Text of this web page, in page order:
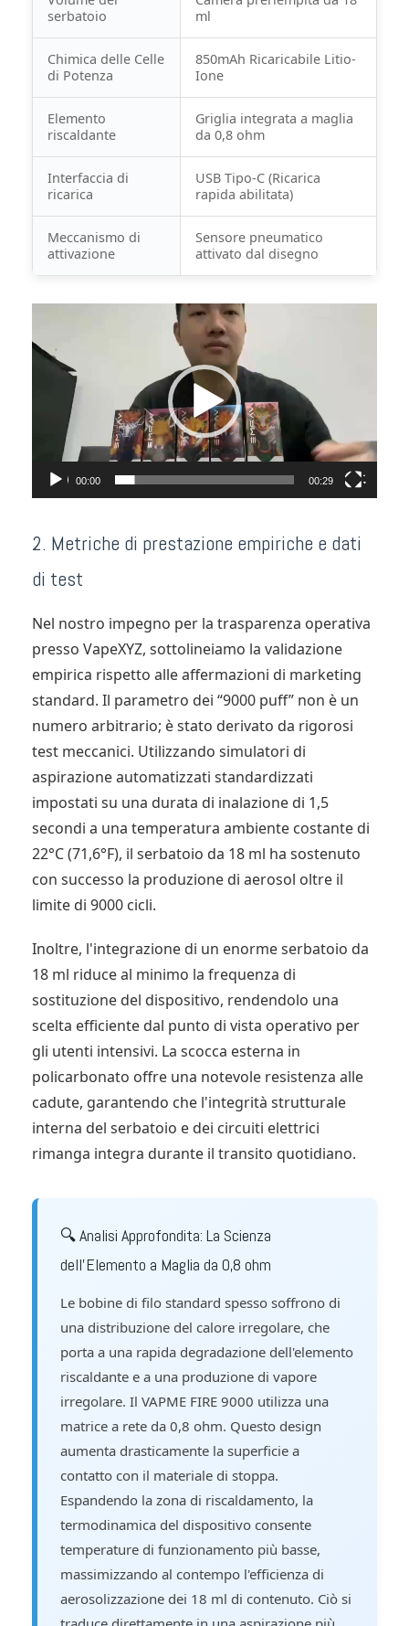
serbatoio
ml
Chimica delle Celle
di Potenza
850mAh Ricaricabile Litio-
Ione
Elemento
riscaldante
Griglia integrata a maglia
da 0,8 ohm
Interfaccia di
ricarica
USB Tipo-C (Ricarica
rapida abilitata)
Meccanismo di
attivazione
Sensore pneumatico
attivato dal disegno
Lettore
video
00:00 00:29
2. Metriche di prestazione empiriche e dati
di test
Nel nostro impegno per la trasparenza operativa
presso VapeXYZ, sottolineiamo la validazione
empirica rispetto alle affermazioni di marketing
standard. Il parametro dei “9000 puff” non è un
numero arbitrario; è stato derivato da rigorosi
test meccanici. Utilizzando simulatori di
aspirazione automatizzati standardizzati
impostati su una durata di inalazione di 1,5
secondi a una temperatura ambiente costante di
22°C (71,6°F), il serbatoio da 18 ml ha sostenuto
con successo la produzione di aerosol oltre il
limite di 9000 cicli.
Inoltre, l'integrazione di un enorme serbatoio da
18 ml riduce al minimo la frequenza di
sostituzione del dispositivo, rendendolo una
scelta efficiente dal punto di vista operativo per
gli utenti intensivi. La scocca esterna in
policarbonato offre una notevole resistenza alle
cadute, garantendo che l'integrità strutturale
interna del serbatoio e dei circuiti elettrici
rimanga integra durante il transito quotidiano.
🔍 Analisi Approfondita: La Scienza
dell'Elemento a Maglia da 0,8 ohm
Le bobine di filo standard spesso soffrono di
una distribuzione del calore irregolare, che
porta a una rapida degradazione dell'elemento
riscaldante e a una produzione di vapore
irregolare. Il VAPME FIRE 9000 utilizza una
matrice a rete da 0,8 ohm. Questo design
aumenta drasticamente la superficie a
contatto con il materiale di stoppa.
Espandendo la zona di riscaldamento, la
termodinamica del dispositivo consente
temperature di funzionamento più basse,
massimizzando al contempo l'efficienza di
aerosolizzazione dei 18 ml di contenuto. Ciò si